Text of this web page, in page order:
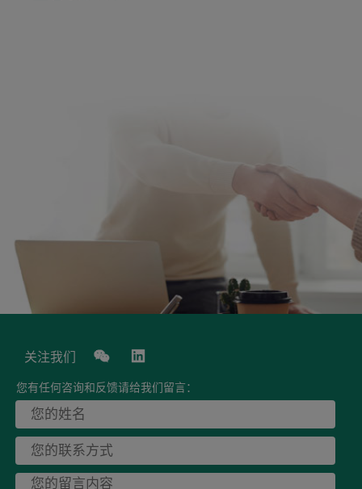
关注我们
业务合作
隐私政策
您有任何咨询和反馈请给我们留言：